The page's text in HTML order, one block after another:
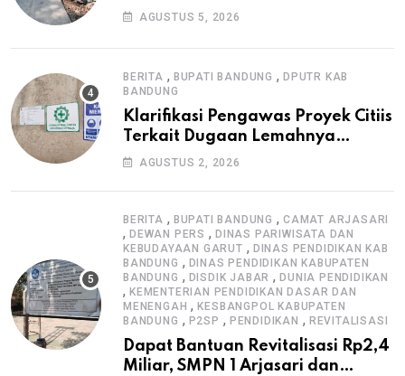
Warga, Selesai Tanpa Papan
AGUSTUS 5, 2026
BERITA , BUPATI BANDUNG ,DPUTR KAB
BANDUNG
Klarifikasi Pengawas Proyek Citiis
Terkait Dugaan Lemahnya
Pengawasan K3
AGUSTUS 2, 2026
BERITA , BUPATI BANDUNG ,CAMAT ARJASARI
, DEWAN PERS , DINAS PARIWISATA DAN
KEBUDAYAAN GARUT , DINAS PENDIDIKAN KAB
BANDUNG , DINAS PENDIDIKAN KABUPATEN
BANDUNG , DISDIK JABAR ,DUNIA PENDIDIKAN
, KEMENTERIAN PENDIDIKAN DASAR DAN
MENENGAH ,KESBANGPOL KABUPATEN
BANDUNG , P2SP , PENDIDIKAN , REVITALISASI
Dapat Bantuan Revitalisasi Rp2,4
Miliar, SMPN 1 Arjasari dan